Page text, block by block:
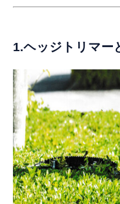
1.ヘッジトリマー